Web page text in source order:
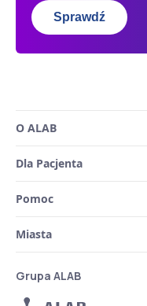
Sprawdź
O ALAB
Dla Pacjenta
Pomoc
Miasta
Grupa ALAB